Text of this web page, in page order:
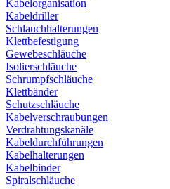
Kabelorganisation
Kabeldriller
Schlauchhalterungen
Klettbefestigung
Gewebeschläuche
Isolierschläuche
Schrumpfschläuche
Klettbänder
Schutzschläuche
Kabelverschraubungen
Verdrahtungskanäle
Kabeldurchführungen
Kabelhalterungen
Kabelbinder
Spiralschläuche